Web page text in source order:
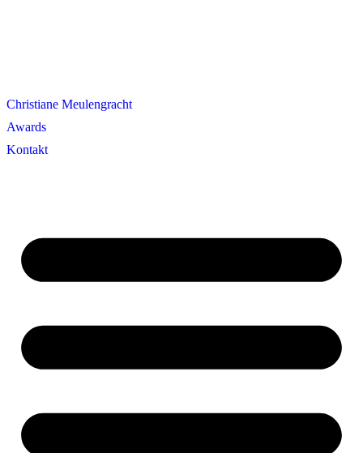
Christiane Meulengracht
Awards
Kontakt